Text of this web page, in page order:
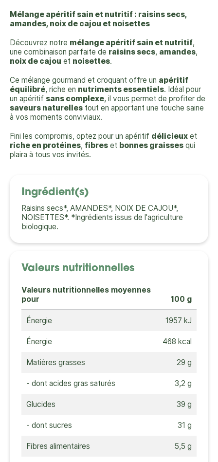
Mélange apéritif sain et nutritif : raisins secs,
amandes, noix de cajou et noisettes
Découvrez notre mélange apéritif sain et nutritif,
une combinaison parfaite de raisins secs, amandes,
noix de cajou et noisettes.
Ce mélange gourmand et croquant offre un apéritif
équilibré, riche en nutriments essentiels. Idéal pour
un apéritif sans complexe, il vous permet de profiter de
saveurs naturelles tout en apportant une touche saine
à vos moments conviviaux.
Fini les compromis, optez pour un apéritif délicieux et
riche en protéines, fibres et bonnes graisses qui
plaira à tous vos invités.
Ingrédient(s)
Raisins secs*, AMANDES*, NOIX DE CAJOU*,
NOISETTES*. *Ingrédients issus de l'agriculture
biologique.
Valeurs nutritionnelles
Valeurs nutritionnelles moyennes
pour
100 g
Énergie 1957 kJ
Énergie 468 kcal
Matières grasses 29 g
- dont acides gras saturés 3,2 g
Glucides 39 g
- dont sucres 31 g
Fibres alimentaires 5,5 g